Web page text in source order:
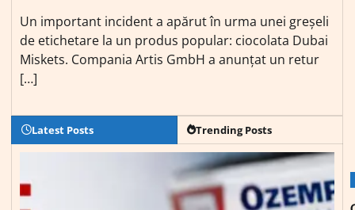
Un important incident a apărut în urma unei greșeli
de etichetare la un produs popular: ciocolata Dubai
Miskets. Compania Artis GmbH a anunțat un retur
[…]
Latest Posts Trending Posts